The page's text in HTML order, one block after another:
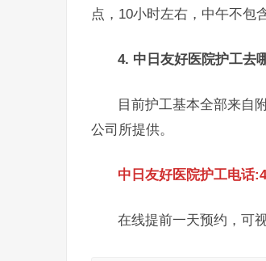
点，10小时左右，中午不包
4. 中日友好医院护工去
目前护工基本全部来自
公司所提供。
中日友好医院护工电话
在线提前一天预约，可